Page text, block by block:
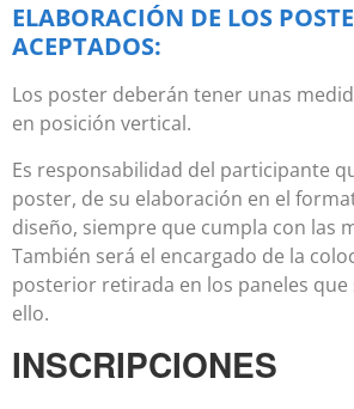
ELABORACIÓN DE LOS
ACEPTADOS:
Los poster deberán tener unas
en posición vertical.
Es responsabilidad del participante
poster, de su elaboración en el
diseño, siempre que cumpla con las
También será el encargado de la
posterior retirada en los paneles
ello.
INSCRIPCIONES